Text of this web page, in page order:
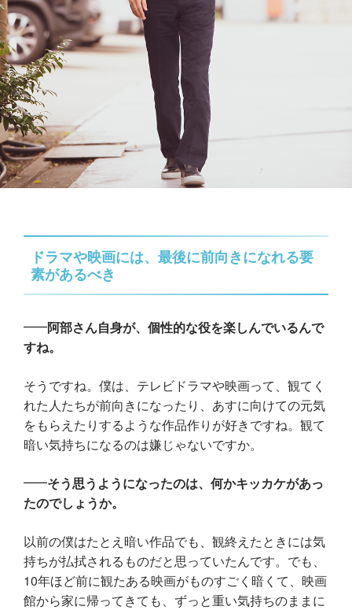
ドラマや映画には、最後に前向きになれる要
素があるべき
阿部さん自身が、個性的な役を楽しんでいるんで
すね。
そうですね。僕は、テレビドラマや映画って、観てく
れた人たちが前向きになったり、あすに向けての元気
をもらえたりするような作品作りが好きですね。観て
暗い気持ちになるのは嫌じゃないですか。
そう思うようになったのは、何かキッカケがあっ
たのでしょうか。
以前の僕はたとえ暗い作品でも、観終えたときには気
持ちが払拭されるものだと思っていたんです。でも、
10年ほど前に観たある映画がものすごく暗くて、映画
館から家に帰ってきても、ずっと重い気持ちのままに